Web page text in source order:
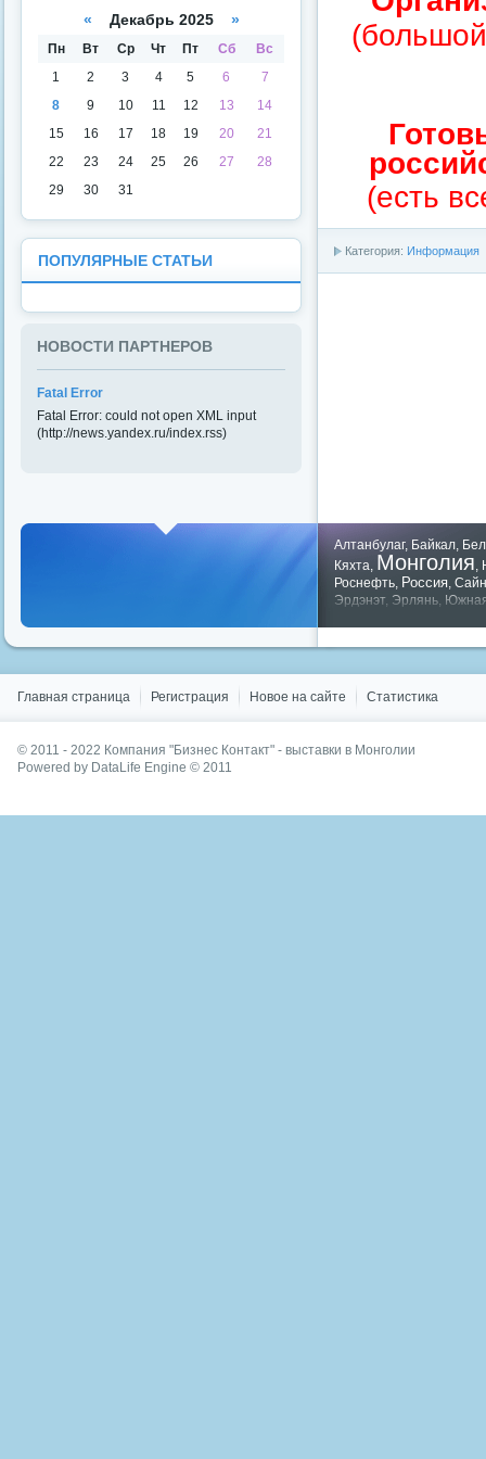
(есть
Категория: Информация
« Декабрь 2025 »
Пн Вт Ср Чт Пт Сб
Вс
1
2 3 4 5 6
7
8
9 10 11 12 13
14
15
16 17 18 19 20
21
22
23 24 25 26 27
28
29
30 31
ПОПУЛЯРНЫЕ СТАТЬИ
НОВОСТИ ПАРТНЕРОВ
Fatal Error
Fatal Error: could not open XML input
(http://news.yandex.ru/index.rss)
Алтанбулаг, Байкал
Кяхта Монголия
Роснефть Россия
Эрдэнэт, Эрлянь
Главная страница Регистрация Новое на сайте Статистика
© 2011 - 2022 Компания "Бизнес Контакт" - выставки в Монголии
Powered by DataLife Engine © 2011